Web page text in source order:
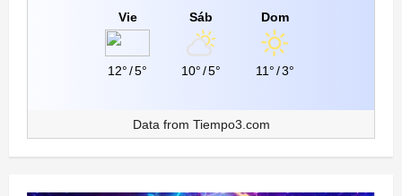
Vie
12°/5°
Sáb
10°/5°
Dom
11°/3°
Data from Tiempo3.com